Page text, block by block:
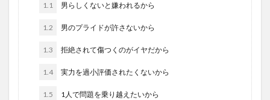
1.1 男らしくないと嫌われるから
1.2 男のプライドが許さないから
1.3 拒絶されて傷つくのがイヤだから
1.4 実力を過小評価されたくないから
1.5 1人で問題を乗り越えたいから